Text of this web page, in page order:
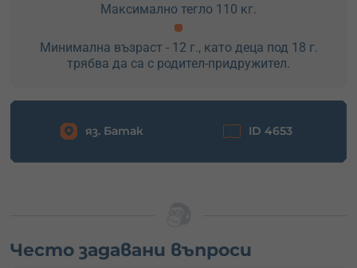
Максимално тегло 110 кг.
Минимална възраст - 12 г., като деца под 18 г.
трябва да са с родител-придружител.
яз. Батак ID 4653
Често задавани въпроси